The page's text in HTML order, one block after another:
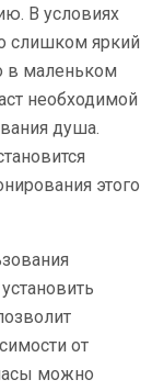
В условиях
слишком яркий
в маленьком
необходимой
душа.
этого
от
можно